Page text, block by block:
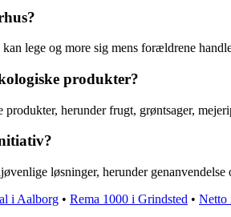
lege og more sig mens forældrene
produkter?
herunder frugt, grøntsager,
løsninger, herunder genanvendelse
i Aalborg • Rema 1000 i Grindsted • Netto